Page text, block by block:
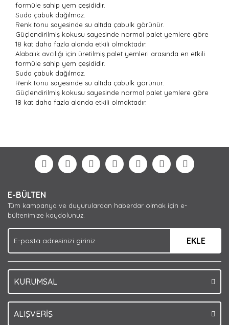
formüle sahip yem çeşididir.
Suda çabuk dağılmaz.
Renk tonu sayesinde su altıda çabulk görünür.
Güçlendirilmiş kokusu sayesinde normal palet yemlere göre
18 kat daha fazla alanda etkili olmaktadır.
Alabalık avcılığı için üretilmiş palet yemleri arasında en etkili
formüle sahip yem çeşididir.
Suda çabuk dağılmaz.
Renk tonu sayesinde su altıda çabulk görünür.
Güçlendirilmiş kokusu sayesinde normal palet yemlere göre
18 kat daha fazla alanda etkili olmaktadır.
Yorum Yaz
formunu kullanarak tarafımıza iletebilirsiniz.
Görüş ve önerileriniz için teşekkür ederiz.
Ürün açıklamasında eksik bilgiler bulunuyor.
Ürün bilgilerinde hatalar bulunuyor.
Ürün fiyatı diğer sitelerden daha pahalı.
Bu ürüne benzer farklı alternatifler olmalı.
E-BÜLTEN
Tüm kampanya ve duyurulardan haberdar olmak için e-
bültenimize kaydolunuz.
EKLE
KURUMSAL
ALIŞVERİŞ